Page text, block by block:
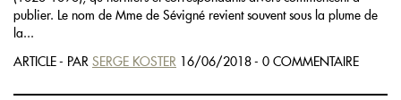
publier. Le nom de Mme de Sévigné revient souvent sous la plume de
la...
ARTICLE - PAR SERGE KOSTER 16/06/2018 - 0 COMMENTAIRE